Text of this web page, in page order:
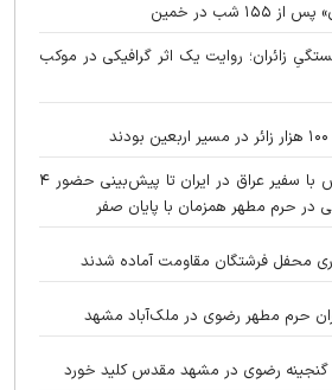
شب در خمین
زائران؛ روایت یک اثر گرافیکی در موکب
از دیدار تولیت آستان قدس با سفیر عراق در ایران تا پیش‌بینی حضور ۴
در حرم مطهر همزمان با پایان صفر
حرم مطهر رضوی در ملک‌آباد مشهد
رضوی در مشهد مقدس کلید خورد